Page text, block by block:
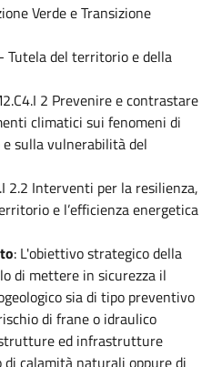
Verde e Transizione
Tutela del territorio e della
2 Prevenire e contrastare
climatici sui fenomeni di
sulla vulnerabilità del
2.2 Interventi per la resilienza,
e l’efficienza energetica
: L'obiettivo strategico della
di mettere in sicurezza il
sia di tipo preventivo
di frane o idraulico
ed infrastrutture
calamità naturali oppure di